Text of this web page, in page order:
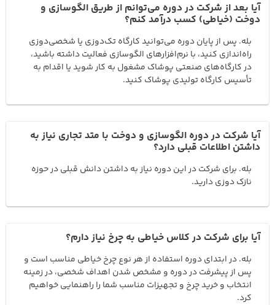
آیا بعد از شرکت در دوره می‌توانم از طریق الگوسازی و
دوخت (خیاطی) کسب درآمد کنم؟
بله. پس از پایان دوره می‌توانید کارگاه تک‌دوزی یا شخصی‌دوزی
راه‌اندازی کنید، با نرم‌افزارهای الگوسازی فعالیت داشته باشید،
در کارگاه‌های صنعتی پوشاک مشغول به کار شوید یا اقدام به
تأسیس کارگاه تولیدی پوشاک کنید.
آیا شرکت در دوره الگوسازی و دوخت با متد تجاری نیاز به
داشتن اطلاعات قبلی دارد؟
بله. برای شرکت در این دوره نیاز به داشتن دانش قبلی در حوزه
نازک دوزی دارید.
آیا برای شرکت در کلاس خیاطی به چرخ نیاز دارم؟
بله. در ابتدای دوره استفاده از هر نوع چرخ خیاطی مناسب است و
پس از پیشرفت در دوره و مشخص شدن اهداف شخصی، در زمینه
انتخاب و خرید چرخ و تجهیزات مناسب شما را راهنمایی خواهیم
کرد.